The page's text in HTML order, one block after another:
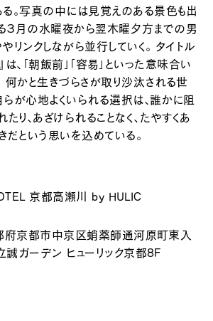
る。写真の中には見覚えのある景色も出
る３月の水曜夜から翌木曜夕方までの男
リンクしながら並行していく。 タイトル
、「朝飯前」「容易」といった意味合い
何かと生きづらさが取り沙汰される世
らが心地よくいられる選択は、誰かに阻
たり、あざけられることなく、たやすくあ
だという思いを込めている。
京都高瀬川 by HULIC
京都市中京区蛸薬師通河原町東入
ガーデン ヒューリック京都8F